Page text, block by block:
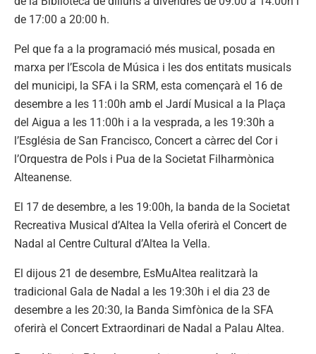
de 17:00 a 20:00 h.
Pel que fa a la programació més musical, posada en
marxa per l’Escola de Música i les dos entitats musicals
del municipi, la SFA i la SRM, esta començarà el 16 de
desembre a les 11:00h amb el Jardí Musical a la Plaça
del Aigua a les 11:00h i a la vesprada, a les 19:30h a
l’Església de San Francisco, Concert a càrrec del Cor i
l’Orquestra de Pols i Pua de la Societat Filharmònica
Alteanense.
El 17 de desembre, a les 19:00h, la banda de la Societat
Recreativa Musical d’Altea la Vella oferirà el Concert de
Nadal al Centre Cultural d’Altea la Vella.
El dijous 21 de desembre, EsMuAltea realitzarà la
tradicional Gala de Nadal a les 19:30h i el dia 23 de
desembre a les 20:30, la Banda Simfònica de la SFA
oferirà el Concert Extraordinari de Nadal a Palau Altea.